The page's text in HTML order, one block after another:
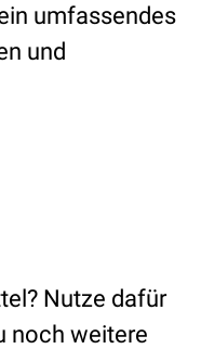
umfassendes
und
Nutze dafür
noch weitere